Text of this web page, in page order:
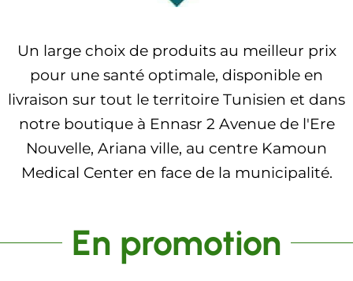
Un large choix de produits au meilleur prix
pour une santé optimale, disponible en
livraison sur tout le territoire Tunisien et dans
notre boutique à Ennasr 2 Avenue de l'Ere
Nouvelle, Ariana ville, au centre Kamoun
Medical Center en face de la municipalité.
En promotion